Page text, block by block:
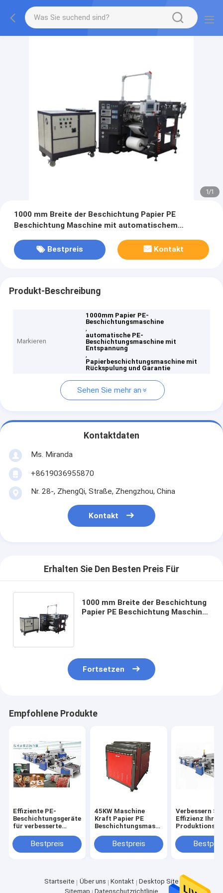
1/1
1000 mm Breite der Beschichtung Papier PE
Beschichtung Maschine mit automatischem
Bestpreis
Kontakt
Produkt-Beschreibung
Markieren
1000mm Papier PE-
Beschichtungsmaschine
,
automatische PE-
Beschichtungsmaschine mit
Entspannung
,
Papierbeschichtungsmaschine mit
Rückspulung und Garantie
Sehen Sie mehr an
Kontaktdaten
Ms. Miranda
+8619036955870
Nr. 28-, ZhengQi, Straße, Zhengzhou, China
Kontakt
Erhalten Sie Den Besten Preis Für
1000 mm Breite der Beschichtung
Papier PE Beschichtung Maschine
Fortsetzen
Empfohlene Produkte
Effiziente PE-
Beschichtungsgeräte
für verbesserte
Typ Spannung
380V/50HZ
Bestpreis
45KW Maschine
Kraft Papier PE
Beschichtungsmaschine
Entwicklung und
Umwicklung Kern
Bestpreis
Verbessern
Effizienz Ihrer
Beschichtung
1000mm
Startseite Über uns Kontakt
Desktop Site
Sitemap
Datenschutzrichtlinie